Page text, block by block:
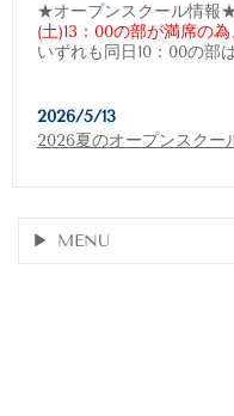
★オープンスクール情
(土)13：00の部が満席の
いずれも同日10：00の部
2026/5/13
2026夏のオープンスクー
MENU